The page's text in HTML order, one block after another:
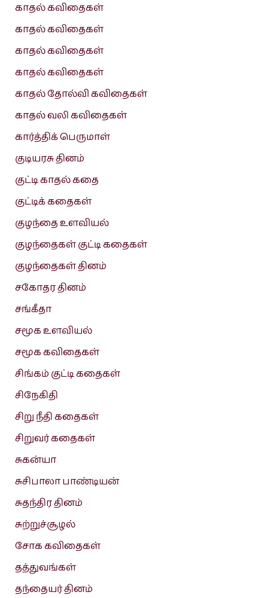
காதல் கவிதைகள்
காதல் கவிதைகள்
காதல் கவிதைகள்
காதல் கவிதைகள்
காதல் தோல்வி கவிதைகள்
காதல் வலி கவிதைகள்
கார்த்திக் பெருமாள்
குடியரசு தினம்
குட்டி காதல் கதை
குட்டிக் கதைகள்
குழந்தை உளவியல்
குழந்தைகள் குட்டி கதைகள்
குழந்தைகள் தினம்
சகோதர தினம்
சங்கீதா
சமூக உளவியல்
சமூக கவிதைகள்
சிங்கம் குட்டி கதைகள்
சிநேகிதி
சிறு நீதி கதைகள்
சிறுவர் கதைகள்
சுகன்யா
சுசிபாலா பாண்டியன்
சுதந்திர தினம்
சுற்றுச்சூழல்
சோக கவிதைகள்
தத்துவங்கள்
தந்தையர் தினம்